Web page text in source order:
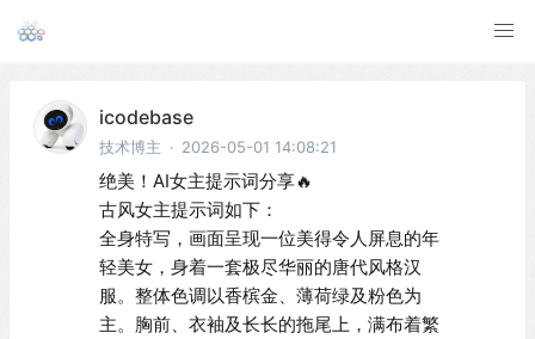
icodebase
技术博主 · 2026-05-01 14:08:21
绝美！AI女主提示词分享🔥
古风女主提示词如下：
全身特写，画面呈现一位美得令人屏息的年
轻美女，身着一套极尽华丽的唐代风格汉
服。整体色调以香槟金、薄荷绿及粉色为
主。胸前、衣袖及长长的拖尾上，满布着繁